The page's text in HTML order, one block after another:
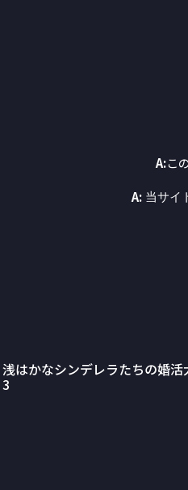
A:こ
A: 当サイ
浅はかなシンデレラたちの婚活
3